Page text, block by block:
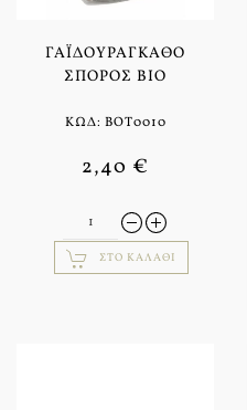
ΓΑΪΔΟΥΡΆΓΚΑΘΟ
ΣΠΌΡΟΣ BIO
ΚΩΔ: BOT0010
2,40 €
ΣΤΟ ΚΑΛΆΘΙ